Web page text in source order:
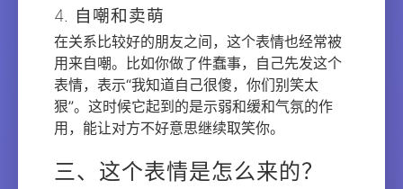
4. 自嘲和卖萌
在关系比较好的朋友之间，这个表情也经常被
用来自嘲。比如你做了件蠢事，自己先发这个
表情，表示“我知道自己很傻，你们别笑太
狠”。这时候它起到的是示弱和缓和气氛的作
用，能让对方不好意思继续取笑你。
三、这个表情是怎么来的？